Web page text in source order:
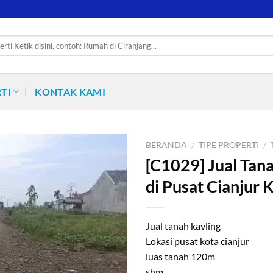
KONTAK KAMI
BERANDA / TIPE PROPERTI /
[C1029] Jual
di Pusat Cianjur
Jual tanah kavling
Lokasi pusat kota cianjur
luas tanah 120m